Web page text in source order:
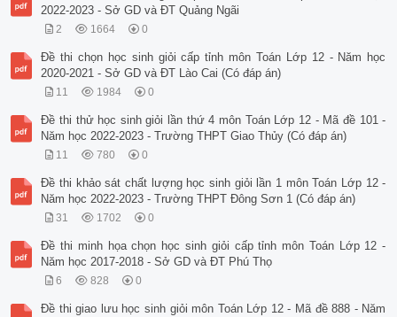
2022-2023 - Sở GD và ĐT Quảng Ngãi
2 1664 0
Đề thi chọn học sinh giỏi cấp tỉnh môn Toán Lớp 12 - Năm học
2020-2021 - Sở GD và ĐT Lào Cai (Có đáp án)
11 1984 0
Đề thi thử học sinh giỏi lần thứ 4 môn Toán Lớp 12 - Mã đề 101 -
Năm học 2022-2023 - Trường THPT Giao Thủy (Có đáp án)
11 780 0
Đề thi khảo sát chất lượng học sinh giỏi lần 1 môn Toán Lớp 12 -
Năm học 2022-2023 - Trường THPT Đông Sơn 1 (Có đáp án)
31 1702 0
Đề thi minh họa chọn học sinh giỏi cấp tỉnh môn Toán Lớp 12 -
Năm học 2017-2018 - Sở GD và ĐT Phú Thọ
6 828 0
Đề thi giao lưu học sinh giỏi môn Toán Lớp 12 - Mã đề 888 - Năm